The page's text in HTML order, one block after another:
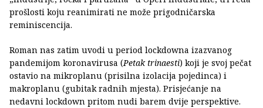
prošlosti koju reanimirati ne može prigodničarska
reminiscencija.
Roman nas zatim uvodi u period lockdowna izazvanog
pandemijom koronavirusa (Petak trinaesti) koji je svoj pečat
ostavio na mikroplanu (prisilna izolacija pojedinca) i
makroplanu (gubitak radnih mjesta). Prisjećanje na
nedavni lockdown pritom nudi barem dvije perspektive.